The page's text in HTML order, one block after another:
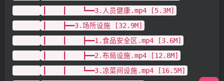
┃ ┃ ┗━━3.人员健康.mp4 [5.3M]
┃ ┣━━3.场所设施 [32.9M]
┃ ┃ ┣━━1.食品安全区.mp4 [3.6M]
┃ ┃ ┣━━2.布局设施.mp4 [12.8M]
┃ ┃ ┗━━3.凉菜间设施.mp4 [16.5M]